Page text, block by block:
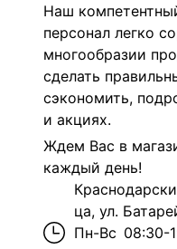
Наш
персонал легко
многообразии
сделать
сэкономить,
и акциях.
Ждем Вас в
каждый день!
ца, ул.
Пн-Вс 08:30-